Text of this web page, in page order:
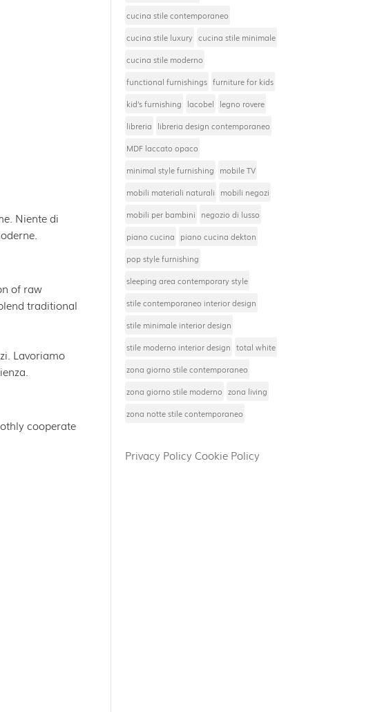
Niente di
of raw
traditional
Lavoriamo
cooperate
cucina stile contemporaneo
cucina stile luxury cucina stile minimale
cucina stile moderno
functional furnishings furniture for kids
kid’s furnishing
lacobel
legno rovere
libreria
libreria design contemporaneo
MDF laccato opaco
minimal style furnishing
mobile TV
mobili materiali naturali
mobili negozi
mobili per bambini
negozio di lusso
piano cucina
piano cucina dekton
pop style furnishing
sleeping area contemporary style
stile contemporaneo interior design
stile minimale interior design
stile moderno interior design total white
zona giorno stile contemporaneo
zona giorno stile moderno zona living
zona notte stile contemporaneo
Privacy Policy Cookie Policy